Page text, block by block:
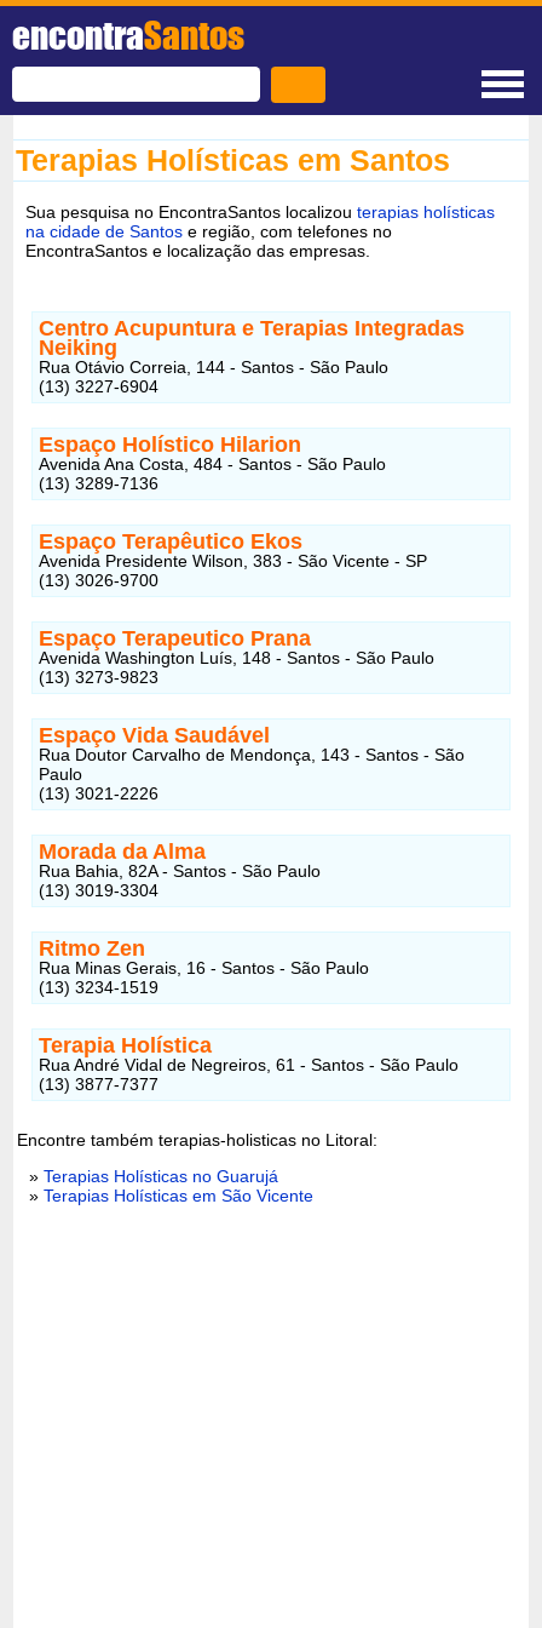
encontraSantos
Terapias Holísticas em Santos
Sua pesquisa no EncontraSantos localizouterapias holísticas
na cidade de Santos e região, com telefones no
EncontraSantos e localização das empresas.
Centro Acupuntura e Terapias Integradas
Neiking
Rua Otávio Correia, 144 - Santos - São Paulo
(13) 3227-6904
Espaço Holístico Hilarion
Avenida Ana Costa, 484 - Santos - São Paulo
(13) 3289-7136
Espaço Terapêutico Ekos
Avenida Presidente Wilson, 383 - São Vicente - SP
(13) 3026-9700
Espaço Terapeutico Prana
Avenida Washington Luís, 148 - Santos - São Paulo
(13) 3273-9823
Espaço Vida Saudável
Rua Doutor Carvalho de Mendonça, 143 - Santos - São
Paulo
(13) 3021-2226
Morada da Alma
Rua Bahia, 82A - Santos - São Paulo
(13) 3019-3304
Ritmo Zen
Rua Minas Gerais, 16 - Santos - São Paulo
(13) 3234-1519
Terapia Holística
Rua André Vidal de Negreiros, 61 - Santos - São Paulo
(13) 3877-7377
Encontre também terapias-holisticas no Litoral:
»Terapias Holísticas no Guarujá
»Terapias Holísticas em São Vicente